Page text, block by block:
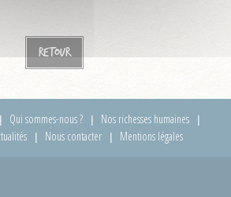
Retour
Qui sommes-nous ?
Nos richesses humaines
Nous contacter Mentions légales